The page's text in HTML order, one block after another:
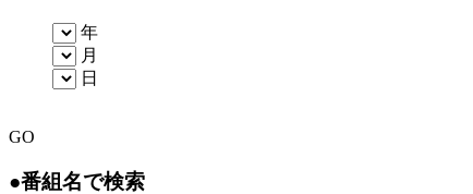
年
月
日
GO
●番組名で検索